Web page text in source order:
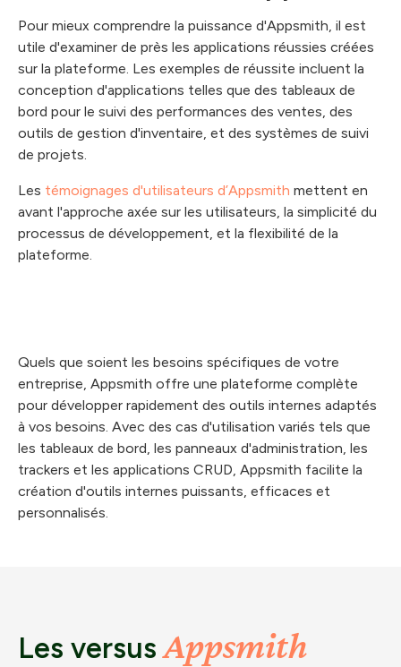
Pour mieux comprendre la puissance d'Appsmith, il est
utile d'examiner de près les applications réussies créées
sur la plateforme. Les exemples de réussite incluent la
conception d'applications telles que des tableaux de
bord pour le suivi des performances des ventes, des
outils de gestion d'inventaire, et des systèmes de suivi
de projets.
Les témoignages d'utilisateurs d’Appsmith mettent en
avant l'approche axée sur les utilisateurs, la simplicité du
processus de développement, et la flexibilité de la
plateforme.
Quels que soient les besoins spécifiques de votre
entreprise, Appsmith offre une plateforme complète
pour développer rapidement des outils internes adaptés
à vos besoins. Avec des cas d'utilisation variés tels que
les tableaux de bord, les panneaux d'administration, les
trackers et les applications CRUD, Appsmith facilite la
création d'outils internes puissants, efficaces et
personnalisés.
Les versusAppsmith